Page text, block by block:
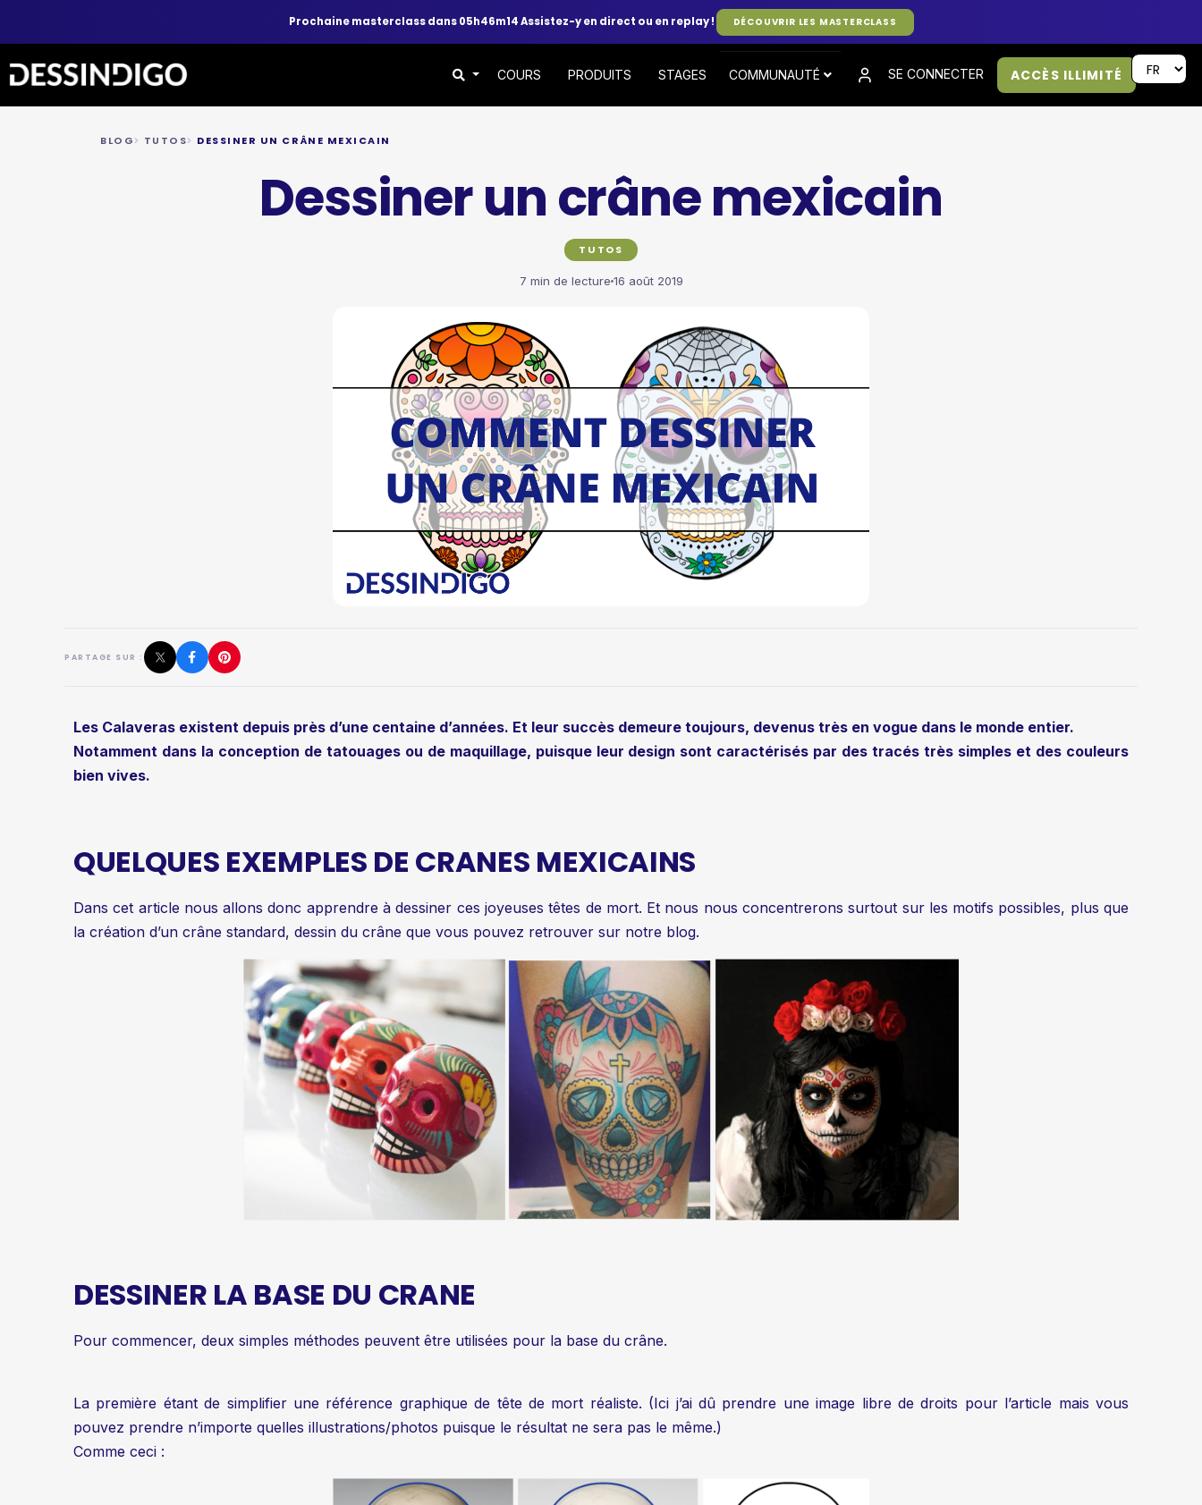
Prochaine masterclass dans 05h46m14Assistez-y en direct ou en replay ! DÉCOUVRIR LES MASTERCLASS
COURS PRODUITS STAGES COMMUNAUTÉ SE CONNECTER ACCÈS ILLIMITÉ
BLOG TUTOS DESSINER UN CRÂNE MEXICAIN
Dessiner un crâne mexicain
TUTOS
7 min de lecture 16 août 2019
PARTAGE SUR :
Les Calaveras existent depuis près d’une centaine d’années. Et leur succès demeure toujours, devenus très en vogue dans le monde entier.
Notamment dans la conception de tatouages ou de maquillage, puisque leur design sont caractérisés par des tracés très simples et des couleurs
bien vives.
QUELQUES EXEMPLES DE CRANES MEXICAINS
Dans cet article nous allons donc apprendre à dessiner ces joyeuses têtes de mort. Et nous nous concentrerons surtout sur les motifs possibles, plus que
la création d’un crâne standard, dessin du crâne que vous pouvez retrouver sur notre blog.
DESSINER LA BASE DU CRANE
Pour commencer, deux simples méthodes peuvent être utilisées pour la base du crâne.
La première étant de simplifier une référence graphique de tête de mort réaliste. (Ici j’ai dû prendre une image libre de droits pour l’article mais vous
pouvez prendre n’importe quelles illustrations/photos puisque le résultat ne sera pas le même.)
Comme ceci :